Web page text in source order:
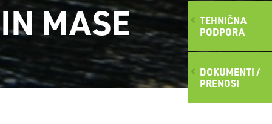
TEHNIČNA
PODPORA
DOKUMENTI /
PRENOSI
MASE